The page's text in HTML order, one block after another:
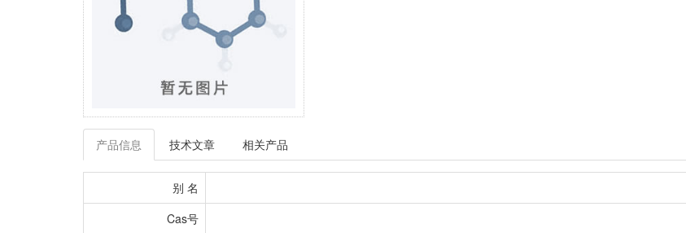
产品信息 技术文章 相关产品
别 名
Cas号